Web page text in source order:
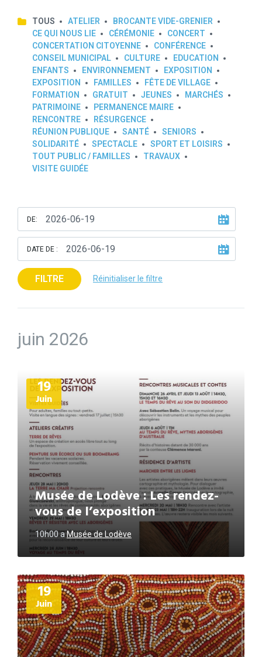
TOUS ATELIER
BROCANTE VIDE-GRENIER
CE QUI NOUS LIE
CÉRÉMONIE
CONCERT
CONCERTATION CITOYENNE
CONFÉRENCE
CONSEIL MUNICIPAL
CULTURE
EDUCATION
ENFANTS
ENVIRONNEMENT
EXPOSITION
EXPOSITION
FAMILLES
FÊTE DE VILLAGE
FORMATION
GRATUIT JEUNES
MARCHÉS
PATRIMOINE
PERMANENCE MAIRE
RENCONTRE
RÉSURGENCE
RÉUNION PUBLIQUE
SANTÉ
SENIORS
SOLIDARITÉ
SPECTACLE
SPORT ET LOISIRS
TOUT PUBLIC / FAMILLES
TRAVAUX
VISITE GUIDÉE
DE:
DATE DE :
FILTRE Réinitialiser le filtre
juin 2026
19
Juin
Musée de Lodève : Les rendez-
vous de l’exposition
10h00aMusée de Lodève
d'informations
19
Juin
Plus
d'informations